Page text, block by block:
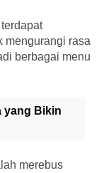
mengurangi rasa
berbagai menu
yang Bikin
merebus